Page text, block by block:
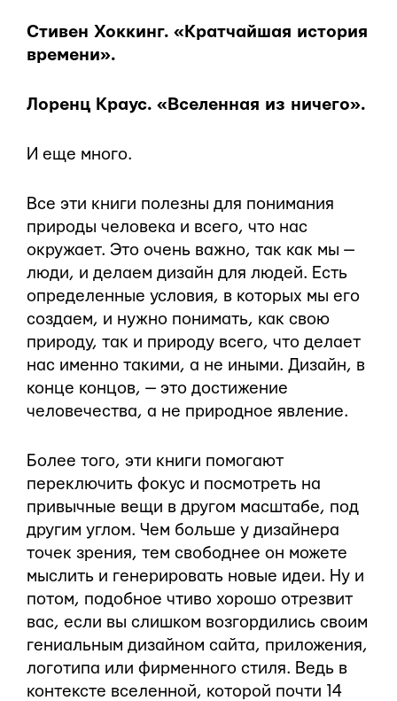
Стивен Хоккинг. «Кратчайшая история
времени».
Лоренц Краус. «Вселенная из ничего».
И еще много.
Все эти книги полезны для понимания
природы человека и всего, что нас
окружает. Это очень важно, так как мы —
люди, и делаем дизайн для людей. Есть
определенные условия, в которых мы его
создаем, и нужно понимать, как свою
природу, так и природу всего, что делает
нас именно такими, а не иными. Дизайн, в
конце концов, — это достижение
человечества, а не природное явление.
Более того, эти книги помогают
переключить фокус и посмотреть на
привычные вещи в другом масштабе, под
другим углом. Чем больше у дизайнера
точек зрения, тем свободнее он можете
мыслить и генерировать новые идеи. Ну и
потом, подобное чтиво хорошо отрезвит
вас, если вы слишком возгордились своим
гениальным дизайном сайта, приложения,
логотипа или фирменного стиля. Ведь в
контексте вселенной, которой почти 14